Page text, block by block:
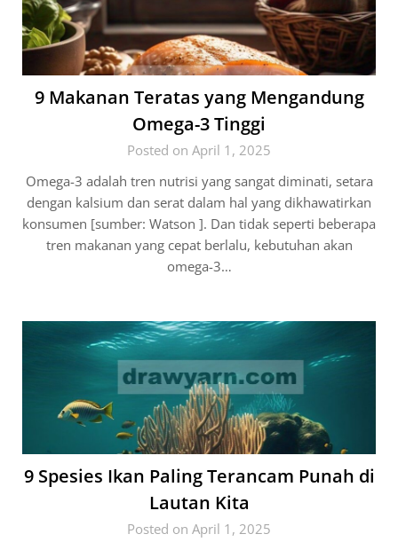
9 Makanan Teratas yang Mengandung
Omega-3 Tinggi
Posted on April 1, 2025
Omega-3 adalah tren nutrisi yang sangat diminati, setara
dengan kalsium dan serat dalam hal yang dikhawatirkan
konsumen [sumber: Watson ]. Dan tidak seperti beberapa
tren makanan yang cepat berlalu, kebutuhan akan
omega-3…
9 Spesies Ikan Paling Terancam Punah di
Lautan Kita
Posted on April 1, 2025